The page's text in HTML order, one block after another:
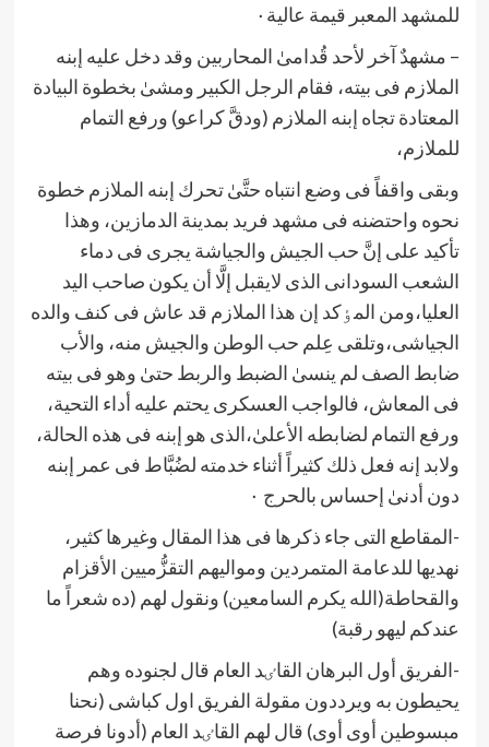
للمشهد المعبر قيمة عالية٠
– مشهدٌ آخر لأحد قُدامیٰ المحاربين وقد دخل عليه إبنه
الملازم فی بيته، فقام الرجل الكبير ومشیٰ بخطوة البيادة
المعتادة تجاه إبنه الملازم (ودقَّ كراعو) ورفع التمام
للملازم،
وبقی واقفاً فی وضع انتباه حتَّیٰ تحرك إبنه الملازم خطوة
نحوه واحتضنه فی مشهد فريد بمدينة الدمازين، وهذا
تأكيد علی إنَّ حب الجيش والجياشة يجری فی دماء
الشعب السودانی الذی لايقبل إلَّا أن يكون صاحب اليد
العليا،ومن المٶكد إن هذا الملازم قد عاش فی كنف والده
الجياشی،وتلقی عِلم حب الوطن والجيش منه، والأب
ضابط الصف لم ينسیٰ الضبط والربط حتیٰ وهو فی بيته
فی المعاش، فالواجب العسكری يحتم عليه أداء التحية،
ورفع التمام لضابطه الأعلیٰ،الذی هو إبنه فی هذه الحالة،
ولابد إنه فعل ذلك كثيراً أثناء خدمته لضُبَّاط فی عمر إبنه
دون أدنیٰ إحساس بالحرج ٠
-المقاطع التی جاء ذكرها فی هذا المقال وغيرها كثير،
نهديها للدعامة المتمردين ومواليهم التقزُّميين الأقزام
والقحاطة(الله يكرم السامعين) ونقول لهم (ده شعراً ما
عندكم ليهو رقبة)
-الفريق أول البرهان القاٸد العام قال لجنوده وهم
يحيطون به ويرددون مقولة الفريق اول كباشی (نحنا
مبسوطين أوی أوی) قال لهم القاٸد العام (أدونا فرصة